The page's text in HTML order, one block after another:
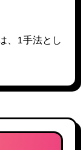
、1手法とし